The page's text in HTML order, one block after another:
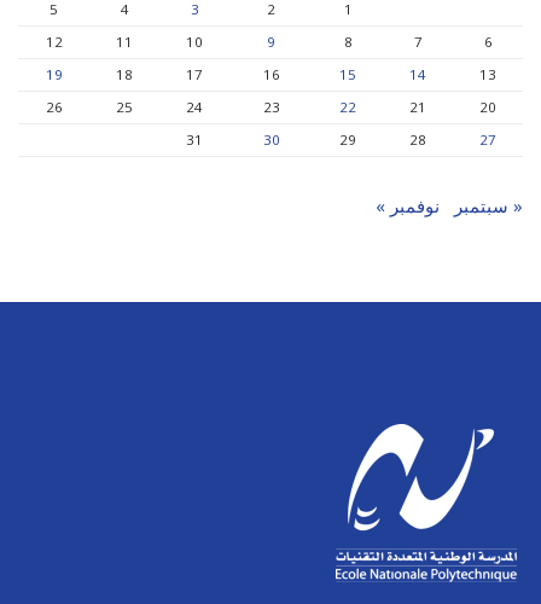
1
2
3
4
5
6
7
8
9
10
11
12
13
14
15
16
17
18
19
20
21
22
23
24
25
26
27
28
29
30
31
« سبتمبر نوفمبر »